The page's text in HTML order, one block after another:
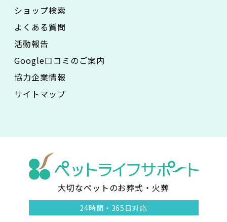
ショップ検索
よくある質問
活動報告
Google口コミのご案内
協力企業情報
サイトマップ
ッ
大切なペットのお葬式・火葬
24時間・ 365日対応